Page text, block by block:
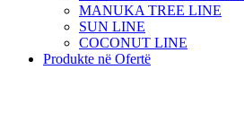
MANUKA TREE LINE
SUN LINE
COCONUT LINE
Produkte në Ofertë